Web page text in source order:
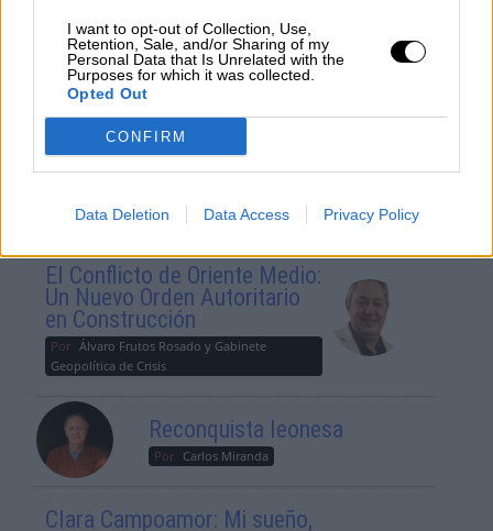
I want to opt-out of Collection, Use,
Retention, Sale, and/or Sharing of my
Personal Data that Is Unrelated with the
Purposes for which it was collected.
Opted Out
CONFIRM
Data Deletion Data Access Privacy Policy
Geopolítica de Crisis
Suelta y confía
Por María Comesaña
Por Juan Manuel Beltrán
El Conflicto de Oriente Medio:
Un Nuevo Orden Autoritario
en Construcción
Por Álvaro Frutos Rosado y Gabinete
Geopolítica de Crisis
Reconquista leonesa
Por Carlos Miranda
Clara Campoamor: Mi sueño,